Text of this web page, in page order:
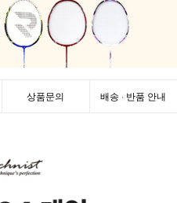
상품문의 배송 · 반품 안내